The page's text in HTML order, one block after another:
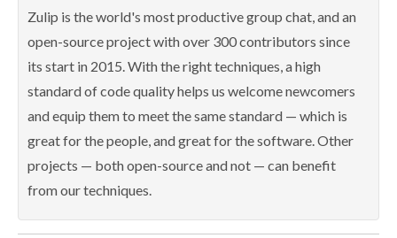
Zulip is the world's most productive group chat, and an
open-source project with over 300 contributors since
its start in 2015. With the right techniques, a high
standard of code quality helps us welcome newcomers
and equip them to meet the same standard — which is
great for the people, and great for the software. Other
projects — both open-source and not — can benefit
from our techniques.